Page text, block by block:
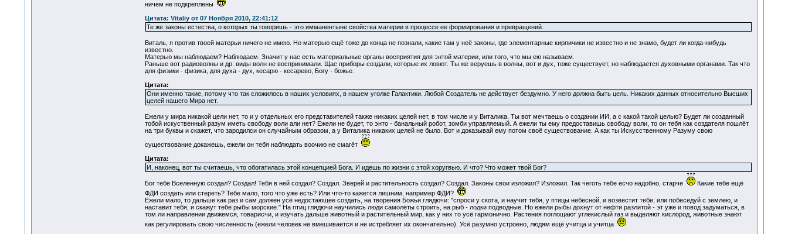
ничем не подкреплены
Цитата: Vitaliy от 07 Ноября 2010, 22:41:12
Те же законы естества, о которых ты говоришь - это имманентыне свойства материи в процессе ее формирования и превращений.
Виталь, я против твоей матерьи ничего не имею. Но матерью ещё тоже до конца не познали, какие там у неё законы, где элементарные кирпичики не известно и не знамо, будет ли когда-нибудь
известно.
Матерью мы наблюдаем? Наблюдаем. Значит у нас есть материальные органы восприятия для энтой материи, или того, что мы ею называем.
Раньше вот радиоволны и др. виды волн не воспринимали. Щас приборы создали, которые их ловют. Ты же веруешь в волны, вот и дух, тоже существует, но наблюдается духовными органами. Так что
для физики - физика, для духа - дух, кесарю - кесарево, Богу - божье.
Цитата:
Они именно такие, потому что так сложилось в наших условиях, в нашем уголке Галактики. Любой Создатель не действует бездумно. У него должна быть цель. Никаких данных относительно Высших
целей нашего Мира нет.
Ежели у мира никакой цели нет, то и у отдельных его представителей также никаких целей нет, в том числе и у Виталика. Ты вот мечтаешь о создании ИИ, а с какой такой целью? Будет ли созданный
тобой искуственный разум иметь свободу воли али нет? Ежели не будет, то энто - банальный робот, зомби управляемый. А ежели ты ему предоставишь свободу воли, то он тебя как создателя пошлёт
на три буквы и скажет, что зародилси он случайным образом, а у Виталика никаких целей не было. Вот и доказывай ему потом своё существование. А как ты Искусственному Разуму свою
существование докажешь, ежели он тебя наблюдать воочию не смагёт
Цитата:
И, наконец, вот ты считаешь, что обогатилась этой концепцией Бога. И идешь по жизни с этой хоругвью. И что? Что может твой Бог?
Бог тебе Вселенную создал? Создал! Тебя в ней создал? Создал. Зверей и растительность создал? Создал. Законы свои изложил? Изложил. Так чеготь тебе есчо надобно, старче
Какие тебе ещё
ФДИ создать или стереть? Тебе мало, того что уже есть? Или что-то кажется лишним, например ФДИ?
Ежели мало, то дальше как раз и сам должен усё недостающее создать, на творения Божьи глядючи: "спроси у скота, и научит тебя, у птицы небесной, и возвестит тебе; или побеседуй с землею, и
наставит тебя, и скажут тебе рыбы морские." На птиц глядючи научились люди самолёты строить, на рыб - лодки подводные. Но ежели рыбы дохнут от нефти разлитой - эт уже и повод задуматься, в
том ли направлении движемся, товарисчи, и изучать дальше животный и растительный мир, как у них то усё гармонично. Растения поглощают углекислый газ и выделяют кислород, животные знают
как регулировать свою численность (ежели человек не вмешивается и не истребляет их окончательно). Усё разумно устроено, людям ещё учитца и учитца